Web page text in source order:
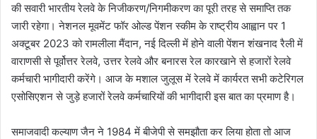
की सवारी भारतीय रेलवे के निजीकरण/निगमीकरण का पूरी तरह से समाप्ति तक
जारी रहेगा। नेशनल मूवमेंट फॉर ओल्ड पेंशन स्कीम के राष्ट्रीय आह्वान पर 1
अक्टूबर 2023 को रामलीला मैंदान, नई दिल्ली में होने वाली पेंशन शंखनाद रैली में
वाराणसी से पूर्वोत्तर रेलवे, उत्तर रेलवे और बनारस रेल कारखाने से हजारों रेलवे
कर्मचारी भागीदारी करेंगे। आज के मशाल जुलूस में रेलवे में कार्यरत सभी कटेरिगल
एसोसिएशन से जुड़े हजारों रेलवे कर्मचारियों की भागीदारी इस बात का प्रमाण है।
समाजवादी कल्याण जैन ने 1984 में बीजेपी से समझौता कर लिया होता तो आज